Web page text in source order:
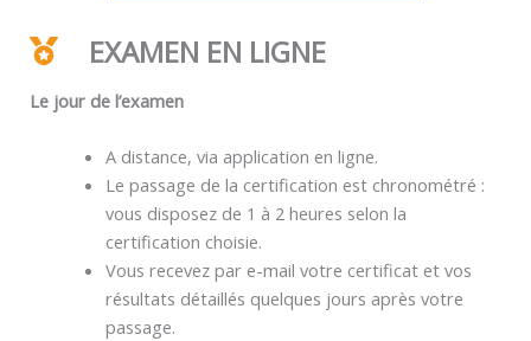
EXAMEN EN LIGNE
Le jour de l’examen
A distance, via application en ligne.
Le passage de la certification est chronométré :
vous disposez de 1 à 2 heures selon la
certification choisie.
Vous recevez par e-mail votre certificat et vos
résultats détaillés quelques jours après votre
passage.